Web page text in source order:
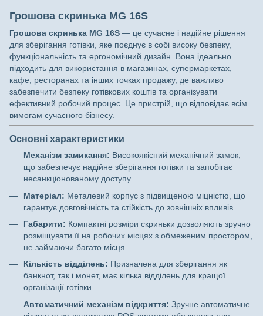
Грошова скринька MG 16S
Грошова скринька MG 16S — це сучасне і надійне рішення
для зберігання готівки, яке поєднує в собі високу безпеку,
функціональність та ергономічний дизайн. Вона ідеально
підходить для використання в магазинах, супермаркетах,
кафе, ресторанах та інших точках продажу, де важливо
забезпечити безпеку готівкових коштів та організувати
ефективний робочий процес. Це пристрій, що відповідає всім
вимогам сучасного бізнесу.
Основні характеристики
Механізм замикання: Високоякісний механічний замок,
що забезпечує надійне зберігання готівки та запобігає
несанкціонованому доступу.
Матеріал: Металевий корпус з підвищеною міцністю, що
гарантує довговічність та стійкість до зовнішніх впливів.
Габарити: Компактні розміри скриньки дозволяють зручно
розміщувати її на робочих місцях з обмеженим простором,
не займаючи багато місця.
Кількість відділень: Призначена для зберігання як
банкнот, так і монет, має кілька відділень для кращої
організації готівки.
Автоматичний механізм відкриття: Зручне автоматичне